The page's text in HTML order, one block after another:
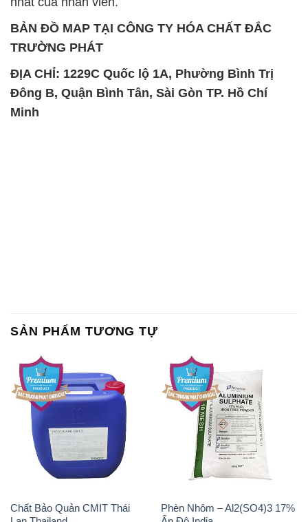
Đông B, Quận Bình Tân, Sài Gòn TP. Hồ Chí
Minh
Chất Bảo Quản CMIT Thái
Lan Thailand
Phèn Nhôm – Al2(SO4)3 17%
Ấn Độ India